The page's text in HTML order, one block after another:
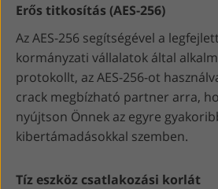
Erős titkosítás (AES-256)
Az AES-256 segítségével a
kormányzati vállalatok által
protokollt, az AES-256-ot
crack megbízható partner arra,
nyújtson Önnek az egyre
kibertámadásokkal szemben.
Tíz eszköz csatlakozási korlát